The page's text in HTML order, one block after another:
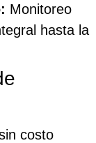
Monitoreo
hasta la
costo